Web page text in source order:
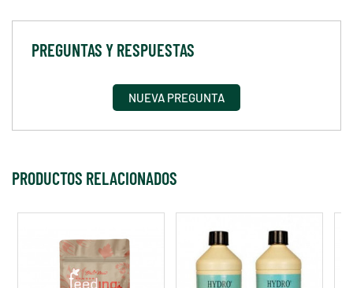
PREGUNTAS Y RESPUESTAS
NUEVA PREGUNTA
PRODUCTOS RELACIONADOS